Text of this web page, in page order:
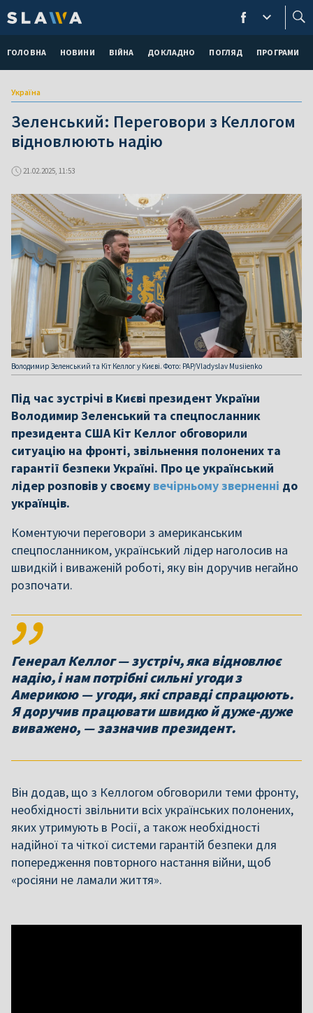
ГОЛОВНА НОВИНИ ВІЙНА ДОКЛАДНО ПОГЛЯД ПРОГРАМИ
Україна
Зеленський: Переговори з Келлогом
відновлюють надію
21.02.2025, 11:53
Володимир Зеленський та Кіт Келлог у Києві. Фото: PAP/Vladyslav Musiienko
Під час зустрічі в Києві президент України
Володимир Зеленський та спецпосланник
президента США Кіт Келлог обговорили
ситуацію на фронті, звільнення полонених та
гарантії безпеки Україні. Про це український
лідер розповів у своєму вечірньому зверненні до
українців.
Коментуючи переговори з американським
спецпосланником, український лідер наголосив на
швидкій і виваженій роботі, яку він доручив негайно
розпочати.
Генерал Келлог — зустріч, яка відновлює
надію, і нам потрібні сильні угоди з
Америкою — угоди, які справді спрацюють.
Я доручив працювати швидко й дуже-дуже
виважено, — зазначив президент.
Він додав, що з Келлогом обговорили теми фронту,
необхідності звільнити всіх українських полонених,
яких утримують в Росії, а також необхідності
надійної та чіткої системи гарантій безпеки для
попередження повторного настання війни, щоб
«росіяни не ламали життя».